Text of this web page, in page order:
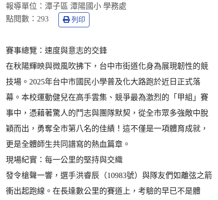
報導單位： 潭子區 潭陽國小 學務處
點閱數： 293 列印
賽事總覽：速度與意志的交鋒
在秋陽輝映與微風吹拂下，台中市街道化身為展現韌性的競
技場。2025年台中市國民小學普及化大路跑於近日正式落
幕。本校運動健兒在高手雲集、競爭最為激烈的「甲組」賽
事中，憑藉著驚人的鬥志與團隊默契，從全市眾多強敵中脫
穎而出，勇奪全市第八名的佳績！這不僅是一項體育成就，
更是全體師生共同譜寫的熱血篇章。
現場紀實：每一公里的堅持與交織
發令槍聲一響，選手洪睿辰（10983號）與隊友們如離弦之箭
衝出起跑線。在長達數公里的賽道上，考驗的早已不是體